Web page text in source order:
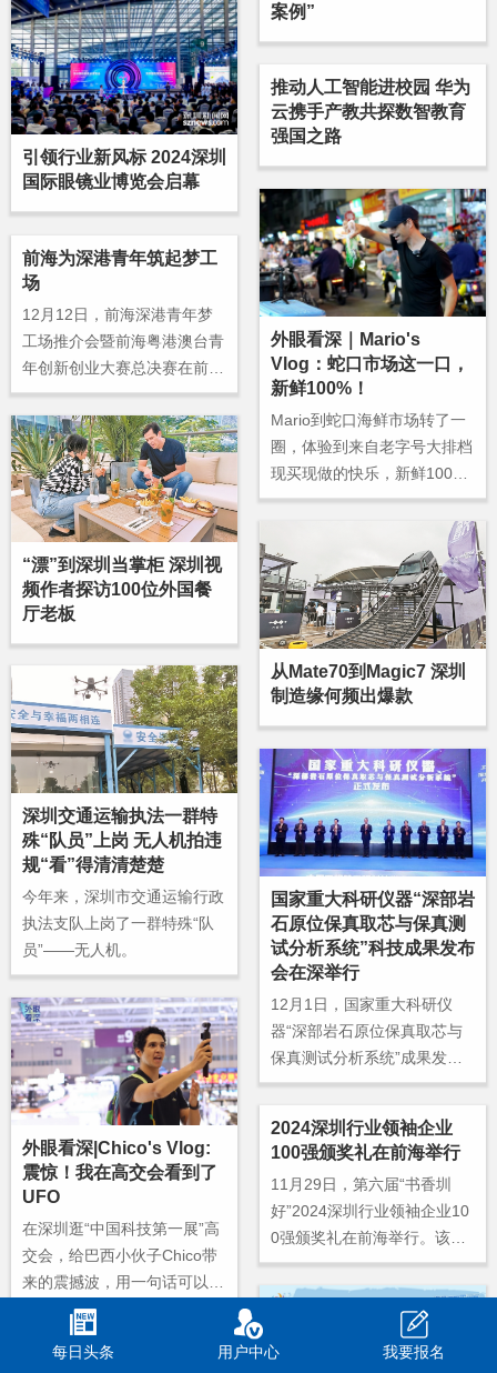
案例”
引领行业新风标 2024深圳
国际眼镜业博览会启幕
推动人工智能进校园 华为
云携手产教共探数智教育
强国之路
外眼看深｜Mario's
Vlog：蛇口市场这一口，
新鲜100%！
Mario到蛇口海鲜市场转了一
圈，体验到来自老字号大排档
现买现做的快乐，新鲜100%
才是打开深圳味道的正确方
前海为深港青年筑起梦工
场
12月12日，前海深港青年梦
工场推介会暨前海粤港澳台青
年创新创业大赛总决赛在前海
梦工场二期举行，一批遴选企
业入驻，数个合作成果落地，
相关专项基金设立，前海加速
打造深港深度融合发展引领
区，为区域经济发展进一步拓
展空间。
“漂”到深圳当掌柜 深圳视
频作者探访100位外国餐
厅老板
从Mate70到Magic7 深圳
制造缘何频出爆款
深圳交通运输执法一群特
殊“队员”上岗 无人机拍违
规“看”得清清楚楚
今年来，深圳市交通运输行政
执法支队上岗了一群特殊“队
员”——无人机。
国家重大科研仪器“深部岩
石原位保真取芯与保真测
试分析系统”科技成果发布
会在深举行
12月1日，国家重大科研仪
器“深部岩石原位保真取芯与
保真测试分析系统”成果发布
会在深圳举行，45位两院院士
余人出席成果发布会。
外眼看深|Chico's Vlog:
震惊！我在高交会看到了
UFO
在深圳逛“中国科技第一展”高
交会，给巴西小伙子Chico带
来的震撼波，用一句话可以形
容:这就是未来！
2024深圳行业领袖企业
100强颁奖礼在前海举行
11月29日，第六届“书香圳
好”2024深圳行业领袖企业10
0强颁奖礼在前海举行。该活
动连续六年由深圳市行业领袖
企业发展促进会、深圳商报/
读创客户端共同主办，是企业
界每年最盛大的读书分享活
每日头条 用户中心 我要报名